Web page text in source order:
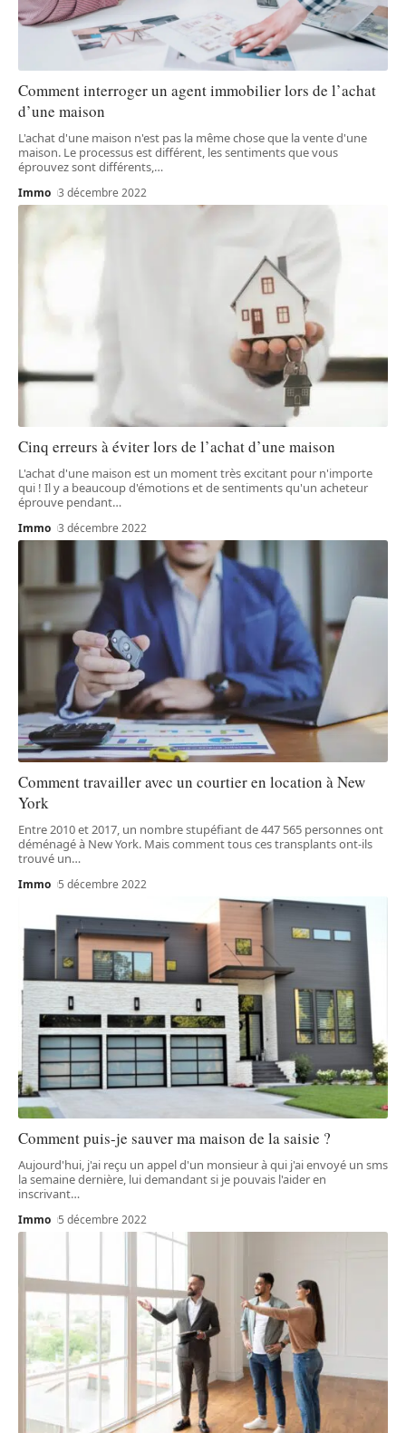
Comment interroger un agent immobilier lors de l’achat
d’une maison
L'achat d'une maison n'est pas la même chose que la vente d'une
maison. Le processus est différent, les sentiments que vous
éprouvez sont différents,…
Immo 3 décembre 2022
Cinq erreurs à éviter lors de l’achat d’une maison
L'achat d'une maison est un moment très excitant pour n'importe
qui ! Il y a beaucoup d'émotions et de sentiments qu'un acheteur
éprouve pendant…
Immo 3 décembre 2022
Comment travailler avec un courtier en location à New
York
Entre 2010 et 2017, un nombre stupéfiant de 447 565 personnes ont
déménagé à New York. Mais comment tous ces transplants ont-ils
trouvé un…
Immo 5 décembre 2022
Comment puis-je sauver ma maison de la saisie ?
Aujourd'hui, j'ai reçu un appel d'un monsieur à qui j'ai envoyé un sms
la semaine dernière, lui demandant si je pouvais l'aider en
inscrivant…
Immo 5 décembre 2022